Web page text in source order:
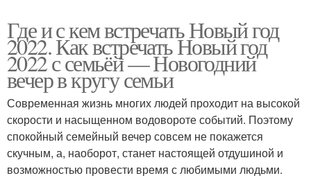
Где и с кем встречать Новый год
2022. Как встречать Новый год
2022 с семьёй — Новогодний
вечер в кругу семьи
Современная жизнь многих людей проходит на высокой
скорости и насыщенном водовороте событий. Поэтому
спокойный семейный вечер совсем не покажется
скучным, а, наоборот, станет настоящей отдушиной и
возможностью провести время с любимыми людьми.